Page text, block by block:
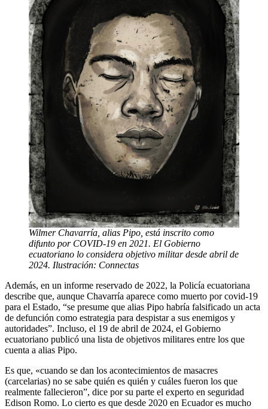
Wilmer Chavarría, alias Pipo, está inscrito como
difunto por COVID-19 en 2021. El Gobierno
ecuatoriano lo considera objetivo militar desde abril de
2024. Ilustración: Connectas
Además, en un informe reservado de 2022, la Policía ecuatoriana
describe que, aunque Chavarría aparece como muerto por covid-19
para el Estado, “se presume que alias Pipo habría falsificado un acta
de defunción como estrategia para despistar a sus enemigos y
autoridades”. Incluso, el 19 de abril de 2024, el Gobierno
ecuatoriano publicó una lista de objetivos militares entre los que
cuenta a alias Pipo.
Es que, «cuando se dan los acontecimientos de masacres
(carcelarias) no se sabe quién es quién y cuáles fueron los que
realmente fallecieron”, dice por su parte el experto en seguridad
Edison Romo. Lo cierto es que desde 2020 en Ecuador es mucho